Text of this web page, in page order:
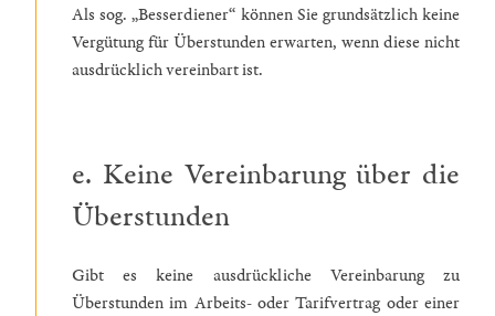
Als sog. „Besserdiener“ können Sie grundsätzlich keine
Vergütung für Überstunden erwarten, wenn diese nicht
ausdrücklich vereinbart ist.
e. Keine Vereinbarung über die
Überstunden
Gibt es keine ausdrückliche Vereinbarung zu
Überstunden im Arbeits- oder Tarifvertrag oder einer